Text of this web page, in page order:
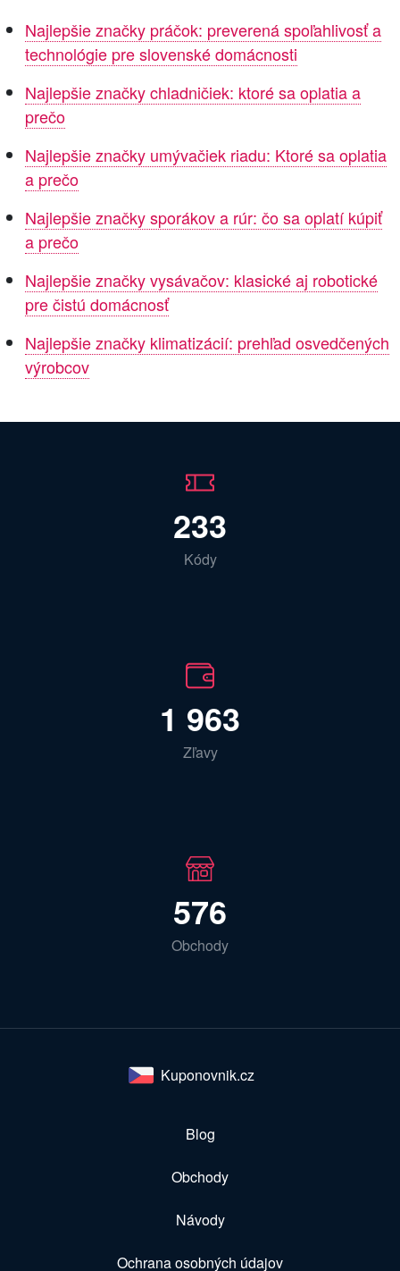
Najlepšie značky práčok: preverená spoľahlivosť a
technológie pre slovenské domácnosti
Najlepšie značky chladničiek: ktoré sa oplatia a
prečo
Najlepšie značky umývačiek riadu: Ktoré sa oplatia
a prečo
Najlepšie značky sporákov a rúr: čo sa oplatí kúpiť
a prečo
Najlepšie značky vysávačov: klasické aj robotické
pre čistú domácnosť
Najlepšie značky klimatizácií: prehľad osvedčených
výrobcov
233
Kódy
1 963
Zľavy
576
Obchody
Kuponovnik.cz
Blog
Obchody
Návody
Ochrana osobných údajov